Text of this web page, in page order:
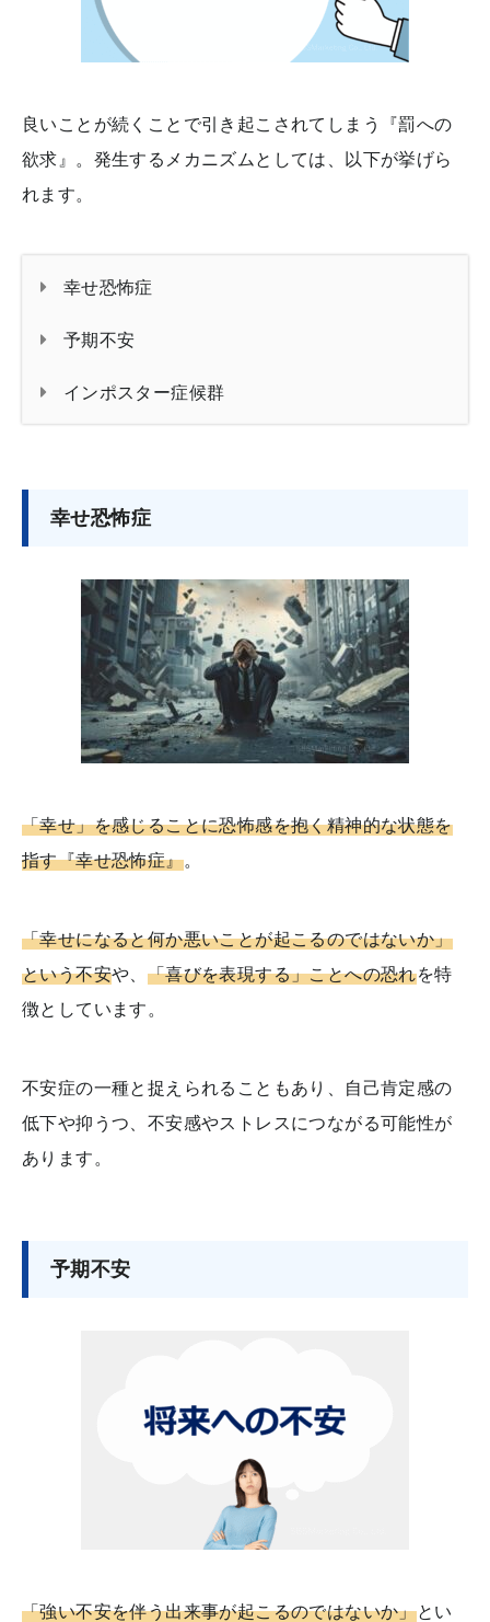
良いことが続くことで引き起こされてしまう『罰への
欲求』。発生するメカニズムとしては、以下が挙げら
れます。
幸せ恐怖症
予期不安
インポスター症候群
幸せ恐怖症
「幸せ」を感じることに恐怖感を抱く精神的な状態を
指す『幸せ恐怖症』。
「幸せになると何か悪いことが起こるのではないか」
という不安や、 「喜びを表現する」ことへの恐れを特
徴としています。
不安症の一種と捉えられることもあり、自己肯定感の
低下や抑うつ、不安感やストレスにつながる可能性が
あります。
予期不安
「強い不安を伴う出来事が起こるのではないか」とい